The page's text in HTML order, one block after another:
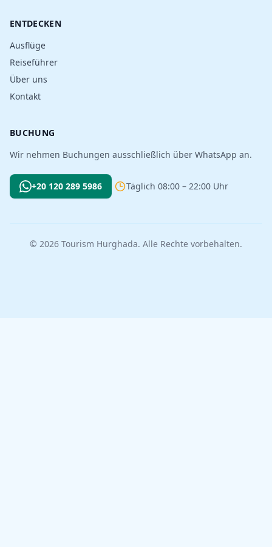
ENTDECKEN
Ausflüge
Reiseführer
Über uns
Kontakt
BUCHUNG
Wir nehmen Buchungen ausschließlich über WhatsApp an.
+20 120 289 5986 Täglich 08:00 – 22:00 Uhr
© 2026 Tourism Hurghada. Alle Rechte vorbehalten.